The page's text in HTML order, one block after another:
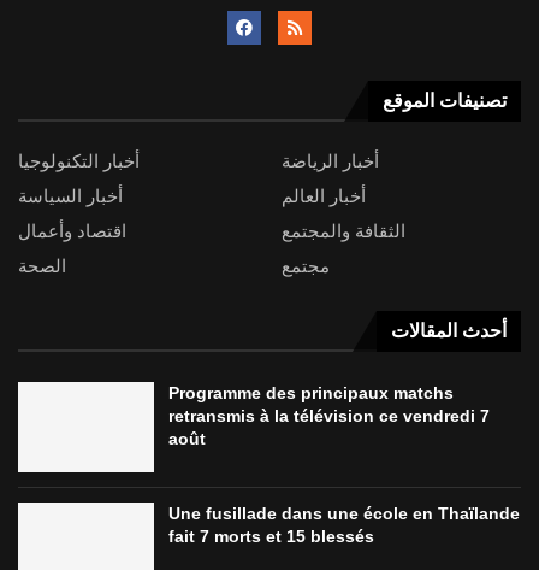
تصنيفات الموقع
أخبار التكنولوجيا
أخبار الرياضة
أخبار السياسة
أخبار العالم
اقتصاد وأعمال
الثقافة والمجتمع
الصحة
مجتمع
أحدث المقالات
Programme des principaux matchs
retransmis à la télévision ce vendredi 7
août
Une fusillade dans une école en Thaïlande
fait 7 morts et 15 blessés